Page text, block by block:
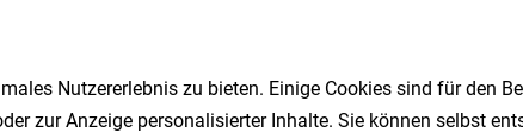
Nutzererlebnis zu bieten. Einige Cookies sind für den
zur Anzeige personalisierter Inhalte. Sie können selbst